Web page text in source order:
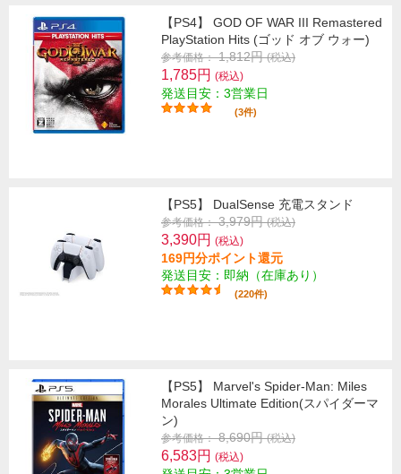
【PS4】 GOD OF WAR III Remastered
PlayStation Hits (ゴッド オブ ウォー)
参考価格： 1,812円(税込)
1,785円 (税込)
発送目安：3営業日
(3件)
【PS5】 DualSense 充電スタンド
参考価格： 3,979円(税込)
3,390円 (税込)
169円分ポイント還元
発送目安：即納（在庫あり）
(220件)
【PS5】 Marvel's Spider-Man: Miles
Morales Ultimate Edition(スパイダーマ
ン)
参考価格： 8,690円(税込)
6,583円 (税込)